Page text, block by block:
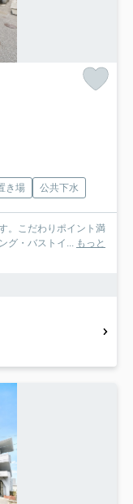
き場 公共下水
。こだわりポイント満
グ・バストイ... もっと